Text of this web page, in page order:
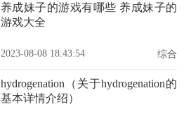
养成妹子的游戏有哪些 养成妹子的
游戏大全
2023-08-08 18:43:54 综合
hydrogenation（关于hydrogenation的
基本详情介绍）